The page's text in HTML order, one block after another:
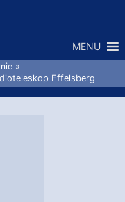
MENU
Effelsberg